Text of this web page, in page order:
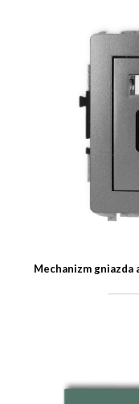
Mechanizm gniazda